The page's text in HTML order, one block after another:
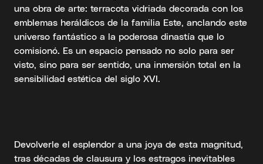
una obra de arte: terracota vidriada decorada con los
emblemas heráldicos de la familia Este, anclando este
universo fantástico a la poderosa dinastía que lo
comisionó. Es un espacio pensado no solo para ser
visto, sino para ser sentido, una inmersión total en la
sensibilidad estética del siglo XVI.
Devolverle el esplendor a una joya de esta magnitud,
tras décadas de clausura y los estragos inevitables